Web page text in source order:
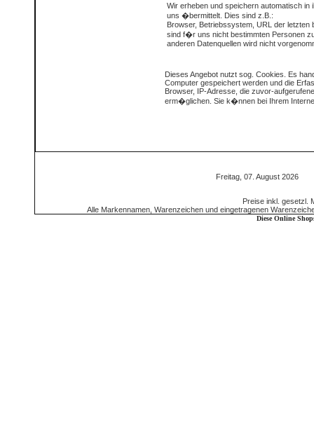
Wir erheben und speichern automatisch
uns �bermittelt. Dies sind z.B.:
Browser, Betriebssystem, URL der
sind f�r uns nicht bestimmten Personen
anderen Datenquellen wird nicht
Dieses Angebot nutzt sog. Cookies. Es
Computer gespeichert werden und die
Browser, IP-Adresse, die zuvor-
erm�glichen. Sie k�nnen bei Ihrem
Freitag, 07. August 2026
Preise inkl. gesetzl.
Alle Markennamen, Warenzeichen und eingetragenen
Diese Online